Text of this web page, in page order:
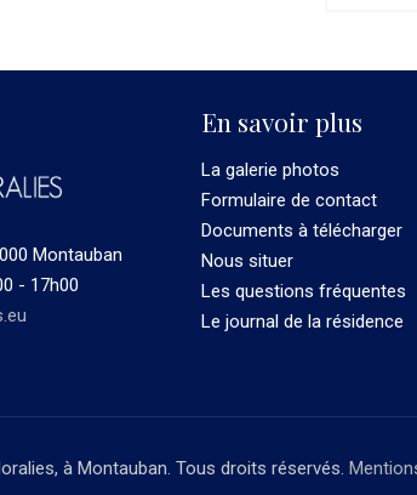
Montauban
- 17h00
En savoir plus
La galerie photos
Formulaire de contact
Documents à télécharger
Nous situer
Les questions fréquentes
Le journal de la résidence
à Montauban. Tous droits réservés.